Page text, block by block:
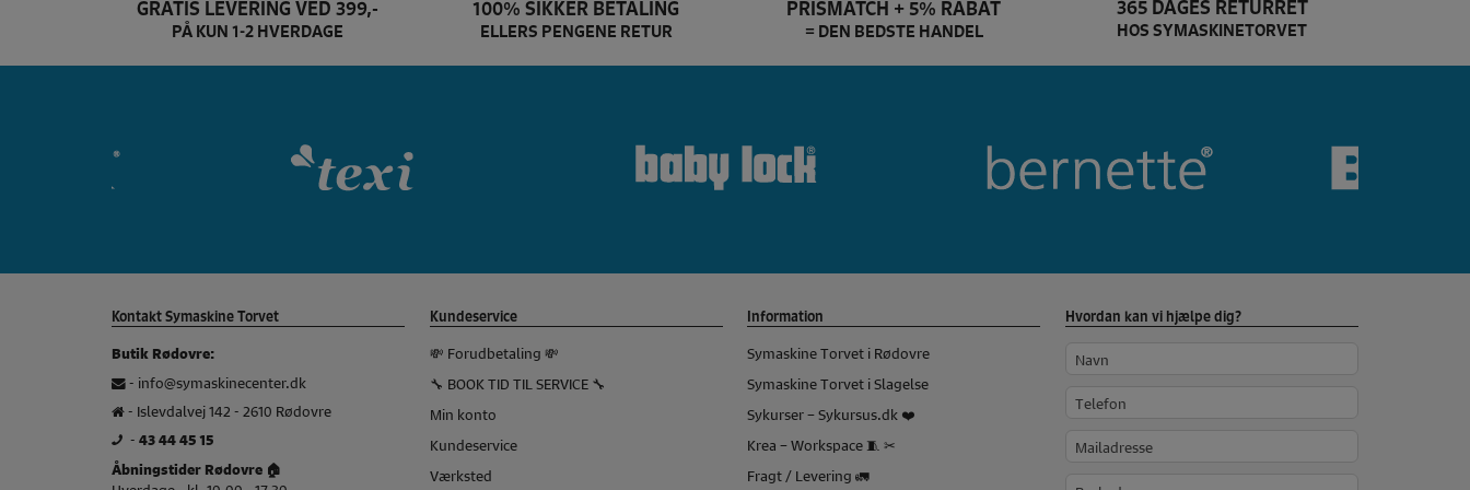
GRATIS LEVERING VED 399,-
PÅ KUN 1-2 HVERDAGE
100% SIKKER BETALING
ELLERS PENGENE RETUR
PRISMATCH + 5% RABAT
= DEN BEDSTE HANDEL
365 DAGES RETURRET
HOS SYMASKINETORVET
Kontakt Symaskine Torvet
Butik Rødovre:
- info@symaskinecenter.dk
- Islevdalvej 142 - 2610 Rødovre
- 43 44 45 15
Åbningstider Rødovre 🏠
Kundeservice
💸 Forudbetaling 💸
🔧 BOOK TID TIL SERVICE 🔧
Min konto
Kundeservice
Værksted
Information
Symaskine Torvet i Rødovre
Symaskine Torvet i Slagelse
Sykurser – Sykursus.dk ❤️
Krea – Workspace 🧵 ✂
Fragt / Levering 🚛
Hvordan kan vi hjælpe dig?
Telefon
Mailadresse